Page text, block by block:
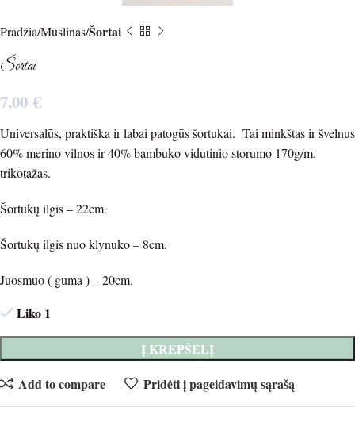
PradžiaMuslinasŠortai
Šortai
7,00€
Universalūs, praktiška ir labai patogūs šortukai. Tai minkštas ir švelnus
60% merino vilnos ir 40% bambuko vidutinio storumo 170g/m.
trikotažas.
Šortukų ilgis – 22cm.
Šortukų ilgis nuo klynuko – 8cm.
Juosmuo ( guma ) – 20cm.
Liko 1
Į KREPŠELĮ
Add to compare
Pridėti į pageidavimų sąrašą